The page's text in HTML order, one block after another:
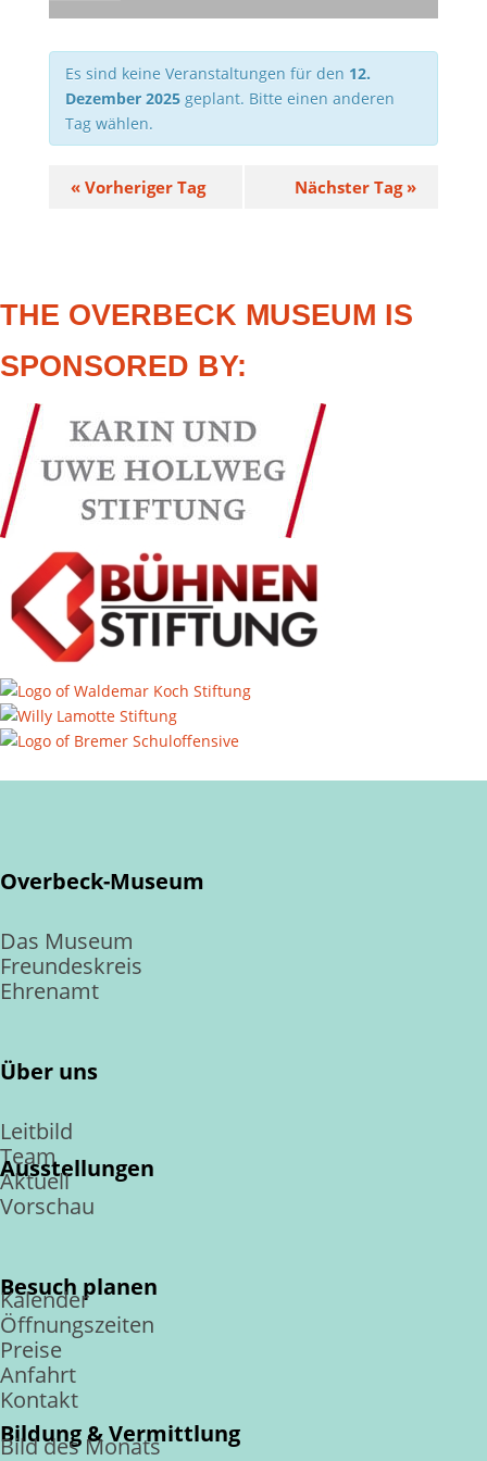
Es sind keine Veranstaltungen für den 12.
Dezember 2025geplant. Bitte einen anderen
Tag wählen.
«Vorheriger Tag Nächster Tag »
THE OVERBECK MUSEUM IS
SPONSORED BY:
Overbeck-Museum
Das Museum
Freundeskreis
Ehrenamt
Über uns
Leitbild
Team
Ausstellungen
Aktuell
Vorschau
Besuch planen
Kalender
Öffnungszeiten
Preise
Anfahrt
Kontakt
Bildung & Vermittlung
Bild des Monats